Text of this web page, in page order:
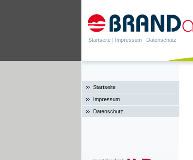
Startseite | Impressum | Datenschutz
Startseite
Impressum
Datenschutz